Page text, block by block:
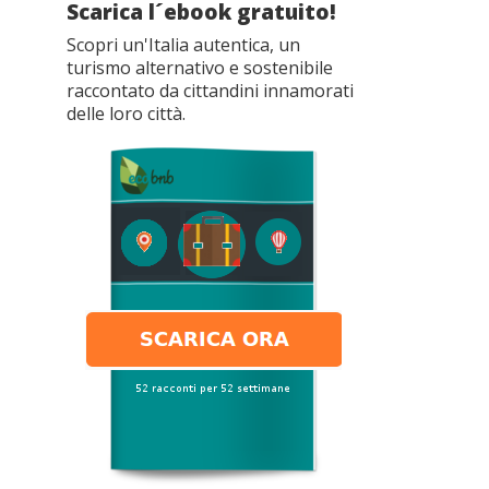
Scarica l´ebook gratuito!
Scopri un'Italia autentica, un
turismo alternativo e sostenibile
raccontato da cittandini innamorati
delle loro città.